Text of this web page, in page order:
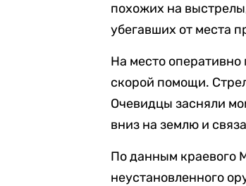
похожих на
убегавших от места
На место
скорой помощи.
Очевидцы засняли
вниз на землю и
По данным краевого
неустановленного